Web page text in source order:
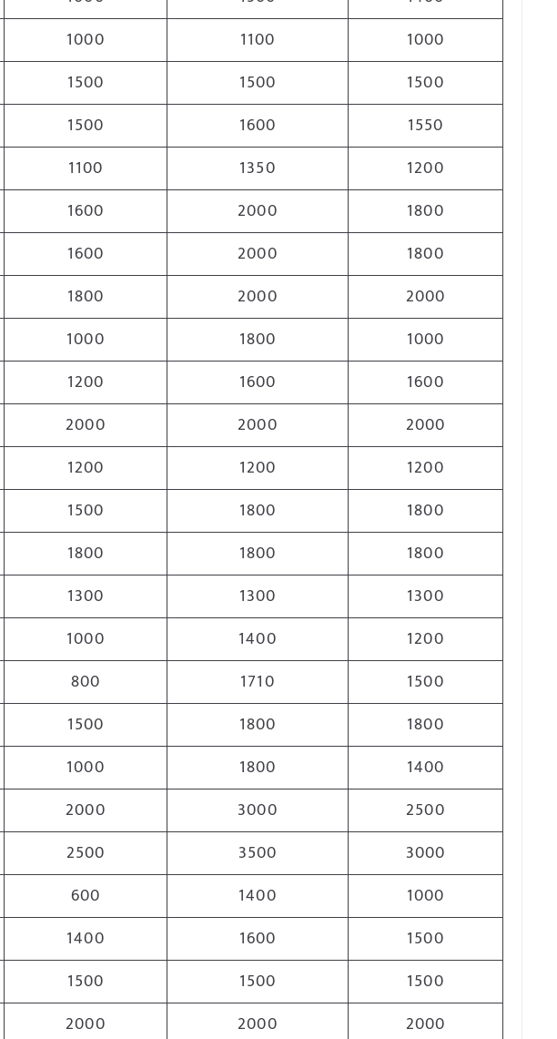
1000 1100
1000
1500 1500
1500
1500 1600
1550
1100 1350
1200
1600 2000
1800
1600 2000
1800
1800 2000
2000
1000 1800
1000
1200 1600
1600
2000 2000
2000
1200 1200
1200
1500 1800
1800
1800 1800
1800
1300 1300
1300
1000 1400
1200
800 1710
1500
1500 1800
1800
1000 1800
1400
2000 3000
2500
2500 3500
3000
600 1400
1000
1400 1600
1500
1500 1500
1500
2000 2000 2000